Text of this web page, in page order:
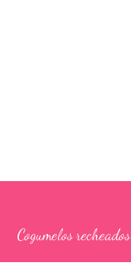
Cogumelos recheados